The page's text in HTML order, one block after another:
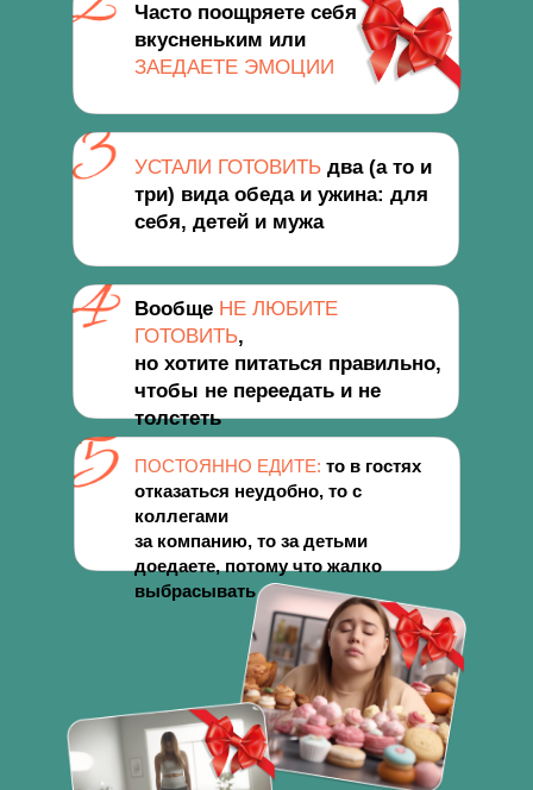
Часто поощряете себя
вкусненьким или
ЗАЕДАЕТЕ ЭМОЦИИ
УСТАЛИ ГОТОВИТЬ два (а то и
три) вида обеда и ужина: для
себя, детей и мужа
Вообще НЕ ЛЮБИТЕ
ГОТОВИТЬ,
но хотите питаться правильно,
чтобы не переедать и не
толстеть
ПОСТОЯННО ЕДИТЕ: то в гостях
отказаться неудобно, то с
коллегами
за компанию, то за детьми
доедаете, потому что жалко
выбрасывать